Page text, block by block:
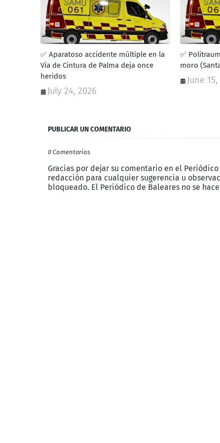
✅ Aparatoso accidente múltiple en la
Vía de Cintura de Palma deja once
heridos
July 24, 2026
✅
moro
June
PUBLICAR UN COMENTARIO
0 Comentarios
Gracias por dejar su comentario en el
redacción para cualquier sugerencia u
bloqueado. El Periódico de Baleares no se